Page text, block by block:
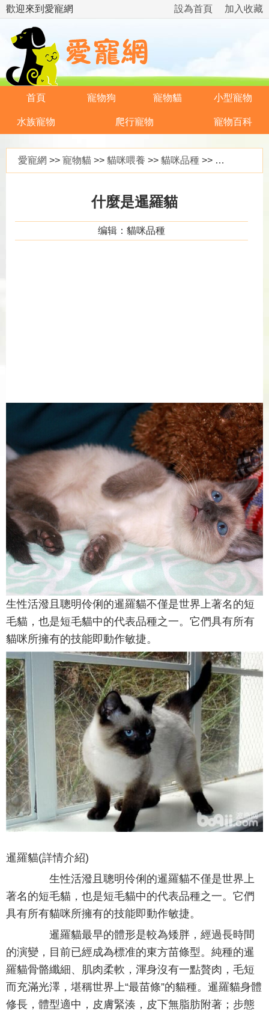
歡迎來到愛寵網 加入收藏
設為首頁
首頁 寵物狗 寵物貓 小型寵物
水族寵物 爬行寵物 寵物百科
愛寵網 >> 寵物貓 >> 貓咪喂養 >> 貓咪品種 >> 什麼是暹羅貓
什麼是暹羅貓
编辑：貓咪品種
生性活潑且聰明伶俐的暹羅貓不僅是世界上著名的短
毛貓，也是短毛貓中的代表品種之一。它們具有所有
貓咪所擁有的技能即動作敏捷。
暹羅貓(詳情介紹)
生性活潑且聰明伶俐的暹羅貓不僅是世界上
著名的短毛貓，也是短毛貓中的代表品種之一。它們
具有所有貓咪所擁有的技能即動作敏捷。
暹羅貓最早的體形是較為矮胖，經過長時間
的演變，目前已經成為標准的東方苗條型。純種的暹
羅貓骨骼纖細、肌肉柔軟，渾身沒有一點贅肉，毛短
而充滿光澤，堪稱世界上“最苗條”的貓種。暹羅貓身體
修長，體型適中，皮膚緊湊，皮下無脂肪附著；步態